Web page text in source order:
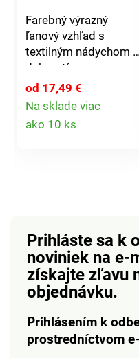
Farebný výrazný
ľanový vzhľad s
textilným nádychom -
dekoratívne a
umývateľné! S týmito
skvelými obrusmi je
rozlievanie povolené!
Lemovanie v
od 17,49 €
Na sklade viac
ako 10 ks
Prihláste sa k
noviniek na e-
získajte zľavu
objednávku.
Prihlásením k
prostredníctvom